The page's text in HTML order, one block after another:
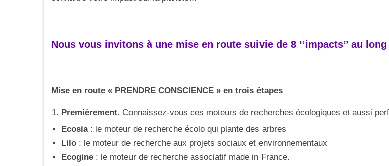
Nous vous invitons à une mise en route suivie de 8 ‘’impacts’’ au
Mise en route « PRENDRE CONSCIENCE » en trois étapes
Premièrement. Connaissez-vous ces moteurs de recherches écologiques et aussi
Ecosia: le moteur de recherche écolo qui plante des arbres
Lilo : le moteur de recherche aux projets sociaux et environnementaux
Ecogine : le moteur de recherche associatif made in France.